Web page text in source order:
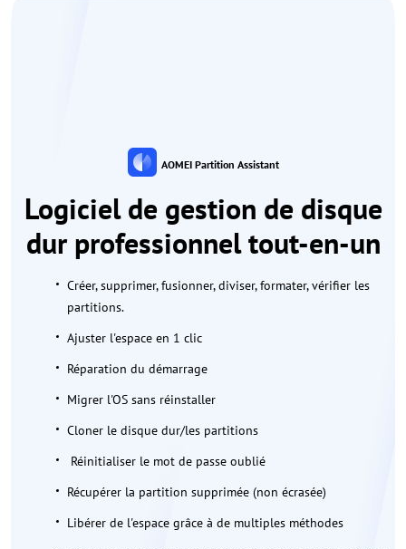
AOMEI Partition Assistant
Logiciel de gestion de disque
dur professionnel tout-en-un
Créer, supprimer, fusionner, diviser, formater, vérifier les
partitions.
Ajuster l'espace en 1 clic
Réparation du démarrage
Migrer l'OS sans réinstaller
Cloner le disque dur/les partitions
Réinitialiser le mot de passe oublié
Récupérer la partition supprimée (non écrasée)
Libérer de l'espace grâce à de multiples méthodes